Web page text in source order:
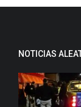
NOTICIAS